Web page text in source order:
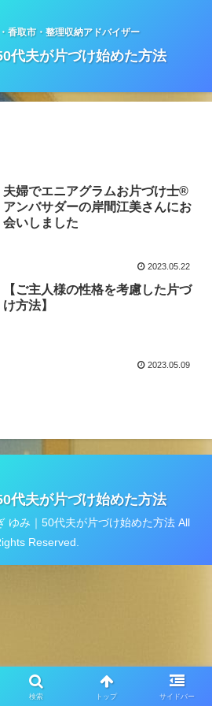
香取市・整理収納アドバイザー
代夫が片づけ始めた方法
夫婦でエニアグラムお片づけ士®️
アンバサダーの岸間江美さんにお
会いしました
2023.05.22
【ご主人様の性格を考慮した片づ
け方法】
2023.05.09
代夫が片づけ始めた方法
ゆみ｜50代夫が片づけ始めた方法 All
Reserved.
検索 トップ サイドバー